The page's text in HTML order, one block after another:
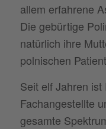
allem erfahrene
Die gebürtige
natürlich ihre
polnischen
Seit elf Jahren
Fachangestellte
gesamte